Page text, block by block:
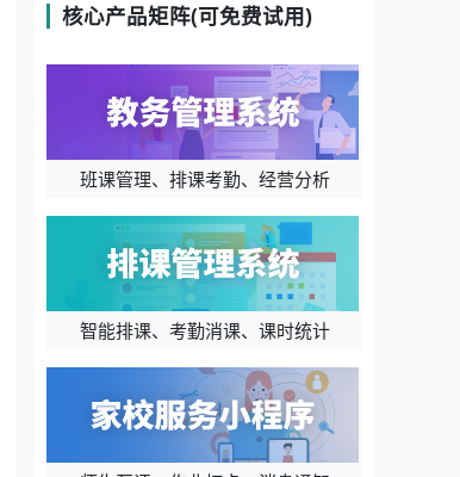
核心产品矩阵(可免费试用)
班课管理、排课考勤、经营分析
智能排课、考勤消课、课时统计